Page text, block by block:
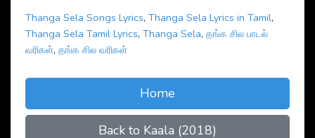
Thanga Sela Songs Lyrics, Thanga Sela Lyrics in Tamil,
Thanga Sela Tamil Lyrics, Thanga Sela, தங்க சில‌ பாடல்
வரிகள், தங்க சில‌ வரிகள்
Home
Back to Kaala (2018)